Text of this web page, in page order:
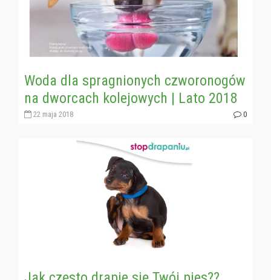
Woda dla spragnionych czworonogów
na dworcach kolejowych | Lato 2018
22 maja 2018 0